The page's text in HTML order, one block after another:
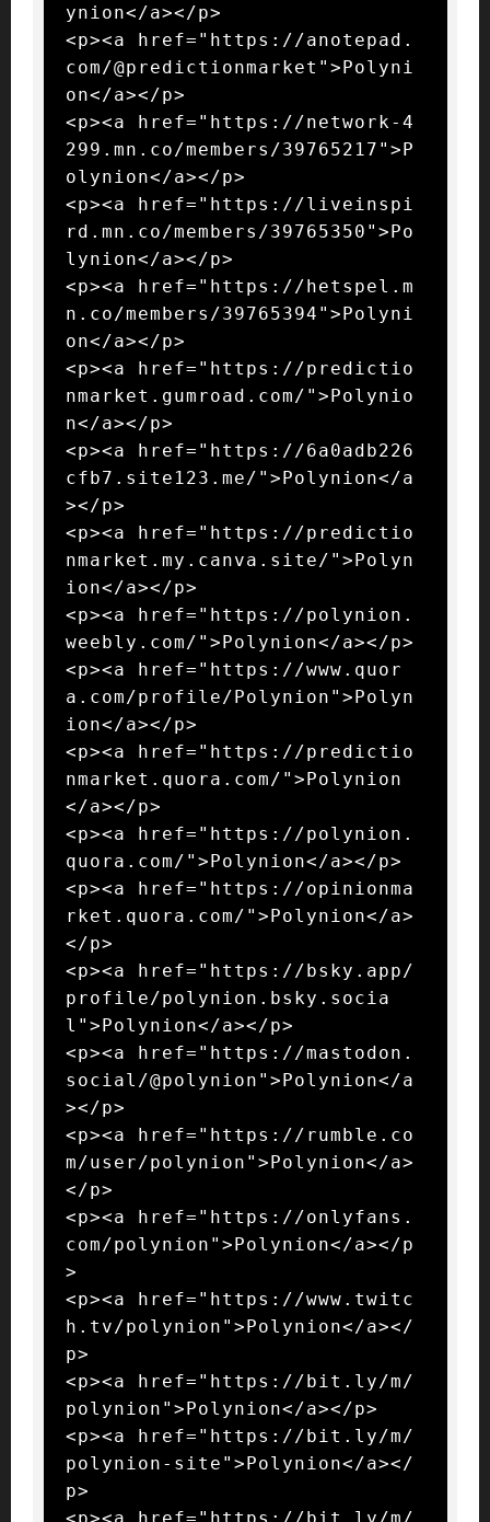
ynion</a></p>
<p><a href="https://anotepad.
com/@predictionmarket">Polyni
on</a></p>
<p><a href="https://network-4
299.mn.co/members/39765217">P
olynion</a></p>
<p><a href="https://liveinspi
rd.mn.co/members/39765350">Po
lynion</a></p>
<p><a href="https://hetspel.m
n.co/members/39765394">Polyni
on</a></p>
<p><a href="https://predictio
nmarket.gumroad.com/">Polynio
n</a></p>
<p><a href="https://6a0adb226
cfb7.site123.me/">Polynion</a
></p>
<p><a href="https://predictio
nmarket.my.canva.site/">Polyn
ion</a></p>
<p><a href="https://polynion.
weebly.com/">Polynion</a></p>
<p><a href="https://www.quor
a.com/profile/Polynion">Polyn
ion</a></p>
<p><a href="https://predictio
nmarket.quora.com/">Polynion
</a></p>
<p><a href="https://polynion.
quora.com/">Polynion</a></p>
<p><a href="https://opinionma
rket.quora.com/">Polynion</a>
</p>
<p><a href="https://bsky.app/
profile/polynion.bsky.socia
l">Polynion</a></p>
<p><a href="https://mastodon.
social/@polynion">Polynion</a
></p>
<p><a href="https://rumble.co
m/user/polynion">Polynion</a>
</p>
<p><a href="https://onlyfans.
com/polynion">Polynion</a></p
>
<p><a href="https://www.twitc
h.tv/polynion">Polynion</a></
p>
<p><a href="https://bit.ly/m/
polynion">Polynion</a></p>
<p><a href="https://bit.ly/m/
polynion-site">Polynion</a></
p>